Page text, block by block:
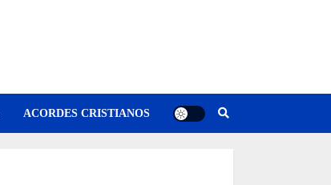
ACORDES CRISTIANOS